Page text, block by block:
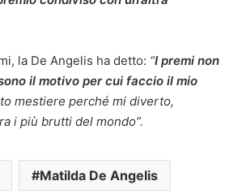
la De Angelis ha detto: “I premi non
il motivo per cui faccio il mio
mestiere perché mi diverto,
i più brutti del mondo”.
Matilda De Angelis